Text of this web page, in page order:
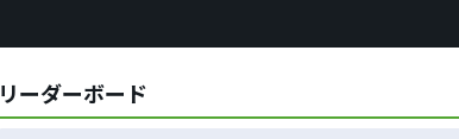
リーダーボード